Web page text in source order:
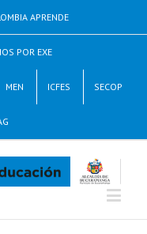
APRENDE
POR EXE
MEN ICFES SECOP